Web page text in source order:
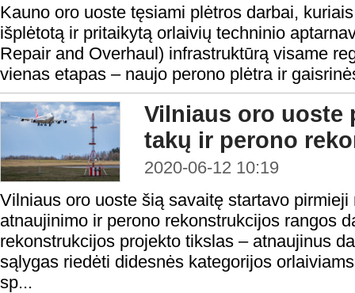
Kauno oro uoste tęsiami plėtros darbai,
išplėtotą ir pritaikytą orlaivių techninio
Repair and Overhaul) infrastruktūrą visame
vienas etapas – naujo perono plėtra ir
Vilniaus oro uoste
takų ir perono
2020-06-12 10:19
Vilniaus oro uoste šią savaitę startavo
atnaujinimo ir perono rekonstrukcijos rangos
rekonstrukcijos projekto tikslas – atnaujinus
sąlygas riedėti didesnės kategorijos
sp...